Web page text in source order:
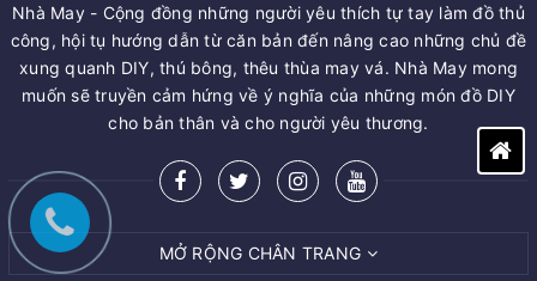
Nhà May - Cộng đồng những người yêu thích tự tay làm đồ thủ
công, hội tụ hướng dẫn từ căn bản đến nâng cao những chủ đề
xung quanh DIY, thú bông, thêu thùa may vá. Nhà May mong
muốn sẽ truyền cảm hứng về ý nghĩa của những món đồ DIY
cho bản thân và cho người yêu thương.
MỞ RỘNG CHÂN TRANG